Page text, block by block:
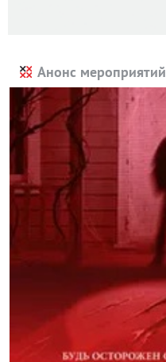
Анонс мероприятий